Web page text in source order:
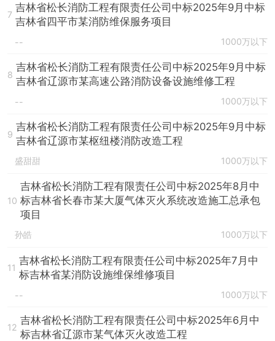
7
吉林省松长消防工程有限责任公司中标2025年9月中标
吉林省四平市某消防维保服务项目
-- 1000万以下
8
吉林省松长消防工程有限责任公司中标2025年9月中标
吉林省辽源市某高速公路消防设备设施维修工程
-- 1000万以下
9
吉林省松长消防工程有限责任公司中标2025年9月中标
吉林省辽源市某枢纽楼消防改造工程
盛甜甜 1000万以下
10
吉林省松长消防工程有限责任公司中标2025年8月中
标吉林省长春市某大厦气体灭火系统改造施工总承包
项目
孙皓 1000万以下
11
吉林省松长消防工程有限责任公司中标2025年7月中
标吉林省某消防设施维保维修项目
-- 1000万以下
12
吉林省松长消防工程有限责任公司中标2025年6月中
标吉林省辽源市某气体灭火改造工程